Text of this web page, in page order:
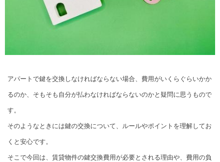
アパートで鍵を交換しなければならない場合、費用がいくらぐらいかか
るのか、そもそも自分が払わなければならないのかと疑問に思うもので
す。
そのようなときには鍵の交換について、ルールやポイントを理解してお
くと安心です。
そこで今回は、賃貸物件の鍵交換費用が必要とされる理由や、費用の負